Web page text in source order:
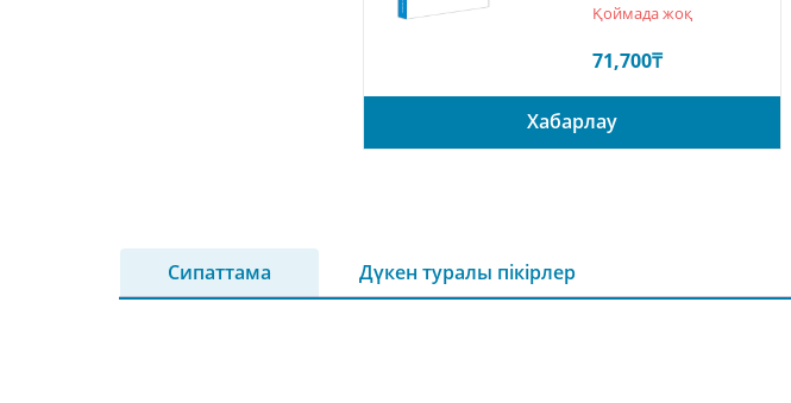
Rated5
out of 5
1
customer
Қоймада жоқ
71,700₸
Хабарлау
Сипаттама Дүкен туралы пікірлер